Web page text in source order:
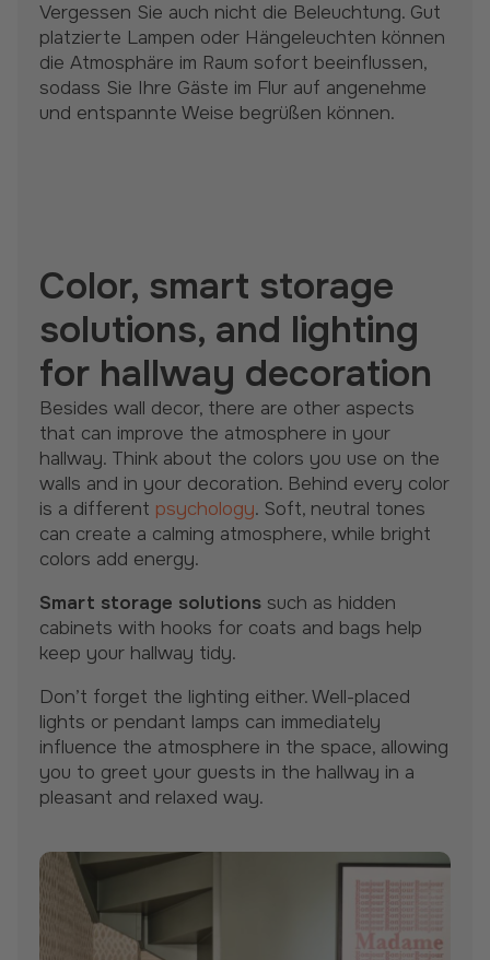
Vergessen Sie auch nicht die Beleuchtung. Gut
platzierte Lampen oder Hängeleuchten können
die Atmosphäre im Raum sofort beeinflussen,
sodass Sie Ihre Gäste im Flur auf angenehme
und entspannte Weise begrüßen können.
Color, smart storage
solutions, and lighting
for hallway decoration
Besides wall decor, there are other aspects
that can improve the atmosphere in your
hallway. Think about the colors you use on the
walls and in your decoration. Behind every color
is a different psychology. Soft, neutral tones
can create a calming atmosphere, while bright
colors add energy.
Smart storage solutions such as hidden
cabinets with hooks for coats and bags help
keep your hallway tidy.
Don’t forget the lighting either. Well-placed
lights or pendant lamps can immediately
influence the atmosphere in the space, allowing
you to greet your guests in the hallway in a
pleasant and relaxed way.